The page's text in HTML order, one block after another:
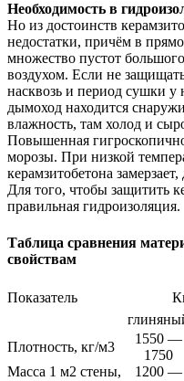
Необходимость в
Но из достоинств
недостатки, причём в
множество пустот
воздухом. Если не
насквозь и период сушки у
дымоход находится
влажность, там холод и
Повышенная
морозы. При низкой
керамзитобетона
Для того, чтобы защитить
правильная гидроизоляция.
Таблица сравнения
свойствам
Показатель
Плотность, кг/м3
1550 —
1750
Масса 1 м2 стены,
1200 —